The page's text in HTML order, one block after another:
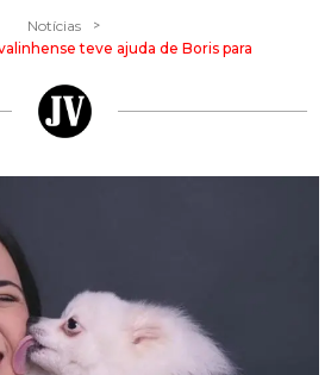
Notícias >
teve ajuda de Boris para